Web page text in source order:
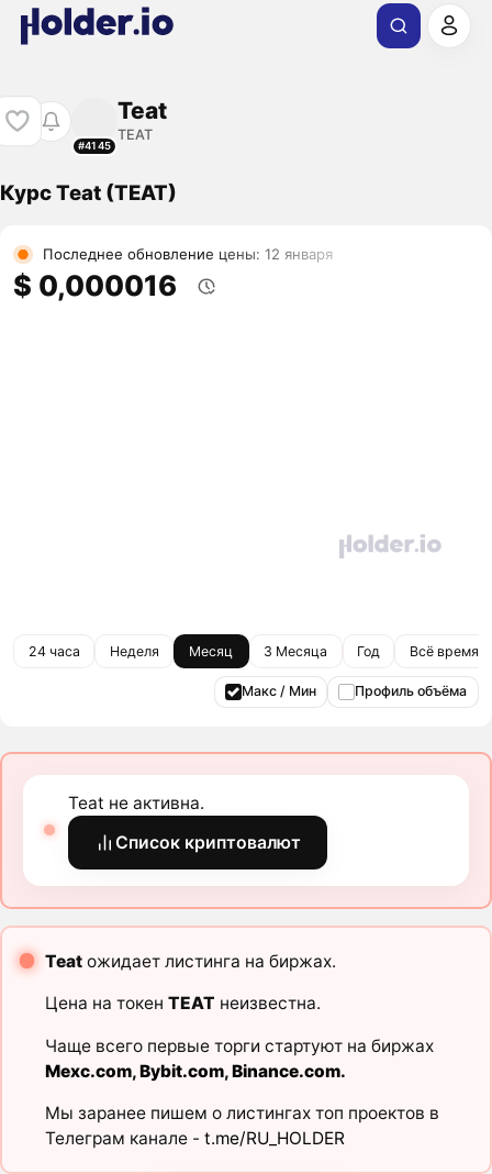
#4145
Teat
TEAT
Курс Teat (TEAT)
Последнее обновление цены: 12 января
$ 0,000016
24 часа Неделя Месяц 3 Месяца Год Всё время
Макс / Мин Профиль объёма
Teat не активна.
Список криптовалют
Teatожидает листинга на биржах.
Цена на токен TEAT неизвестна.
Чаще всего первые торги стартуют на биржах
Mexc.com,Bybit.com,Binance.com.
Мы заранее пишем о листингах топ проектов в
Телеграм канале - t.me/RU_HOLDER